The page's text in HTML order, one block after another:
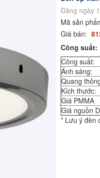
Đăng ngày
Mã sản
Giá bán:
Công suất:
Công suất:
Ánh sáng:
Quang
Kích thước:
Giá PMMA
Giá nguồn
* Lưu ý đèn